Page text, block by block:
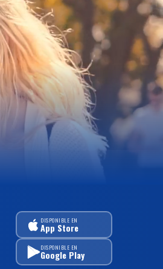
DISPONIBLE EN
App Store
DISPONIBLE EN
Google Play